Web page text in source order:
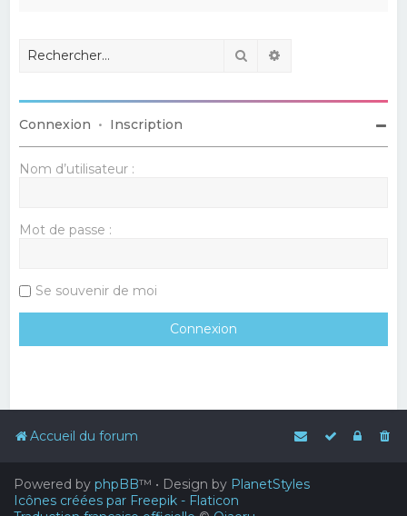
Rechercher
Connexion • Inscription
Nom d’utilisateur :
Mot de passe :
Se souvenir de moi
Accueil du forum
Powered by phpBB™ • Design by PlanetStyles
Icônes créées par Freepik - Flaticon